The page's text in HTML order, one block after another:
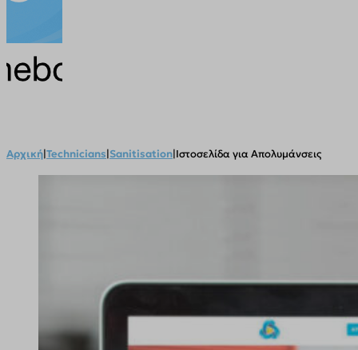
Αρχική|Technicians|Sanitisation|Ιστοσελίδα για Απολυμάνσεις